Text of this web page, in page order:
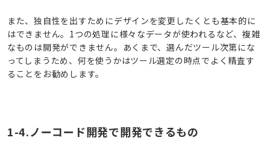
また、独自性を出すためにデザインを変更したくとも基本的に
はできません。1つの処理に様々なデータが使われるなど、複雑
なものは開発ができません。あくまで、選んだツール次第にな
ってしまうため、何を使うかはツール選定の時点でよく精査す
ることをお勧めします。
1-4.ノーコード開発で開発できるもの